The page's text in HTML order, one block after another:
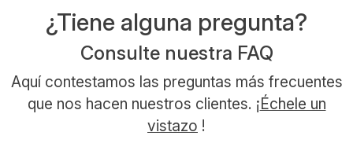
¿Tiene alguna pregunta?
Consulte nuestra FAQ
Aquí contestamos las preguntas más frecuentes
que nos hacen nuestros clientes. ¡Échele un
vistazo !